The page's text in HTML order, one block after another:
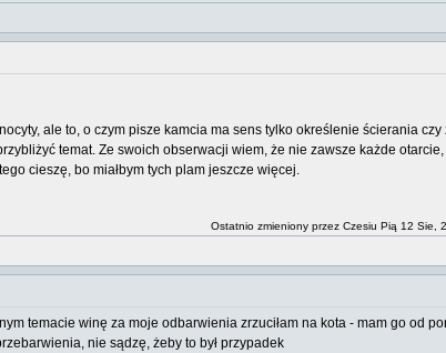
ale to, o czym pisze kamcia ma sens tylko określenie ścierania
temat. Ze swoich obserwacji wiem, że nie zawsze każde
cieszę, bo miałbym tych plam jeszcze więcej.
Ostatnio zmieniony przez Czesiu Pią 12 Sie,
temacie winę za moje odbarwienia zrzuciłam na kota - mam go od
nie sądzę, żeby to był przypadek